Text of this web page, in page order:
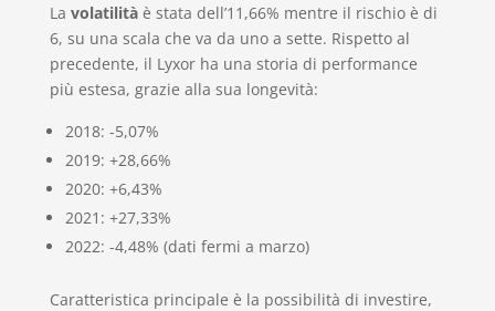
La volatilitàè stata dell’11,66% mentre il rischio è di
6, su una scala che va da uno a sette. Rispetto al
precedente, il Lyxor ha una storia di performance
più estesa, grazie alla sua longevità:
2018: -5,07%
2019: +28,66%
2020: +6,43%
2021: +27,33%
2022: -4,48% (dati fermi a marzo)
Caratteristica principale è la possibilità di investire,